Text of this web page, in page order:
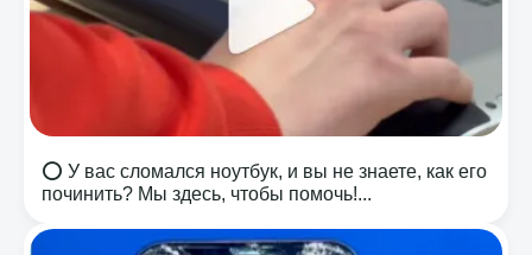
⭕️ У вас сломался ноутбук, и вы не знаете, как его
починить? Мы здесь, чтобы помочь!...